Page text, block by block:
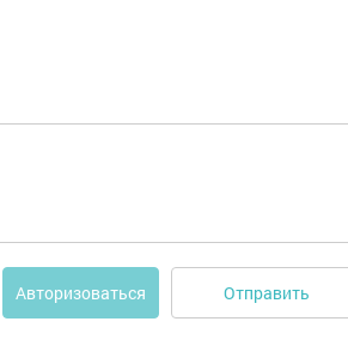
Авторизоваться Отправить